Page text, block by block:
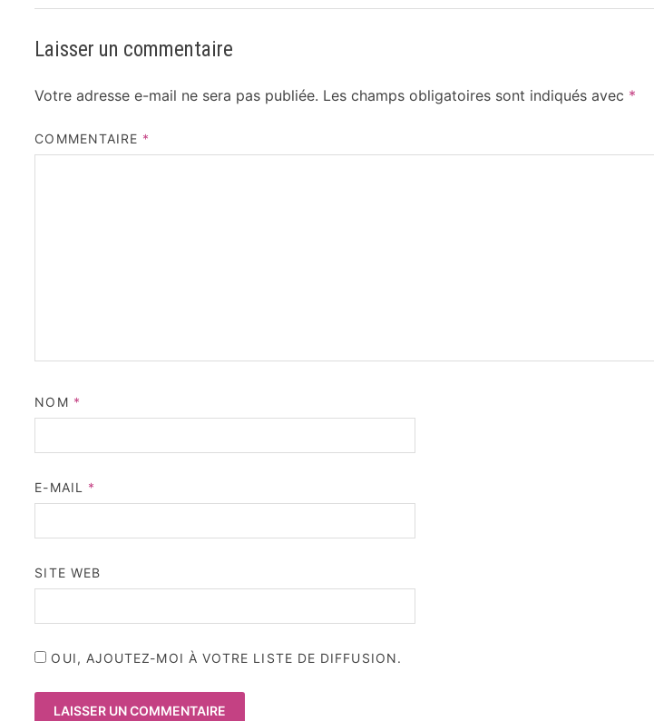
Laisser un commentaire
Votre adresse e-mail ne sera pas publiée. Les champs obligatoires sont indiqués avec *
COMMENTAIRE *
NOM *
E-MAIL *
SITE WEB
OUI, AJOUTEZ-MOI À VOTRE LISTE DE DIFFUSION.